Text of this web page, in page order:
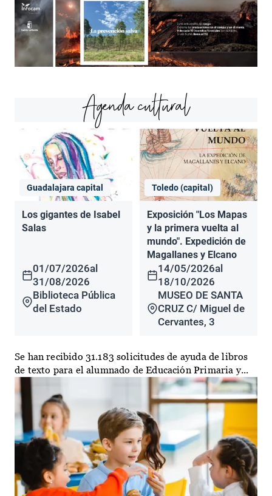
Agenda cultural
Guadalajara capital
Los gigantes de Isabel
Salas
01/07/2026al
31/08/2026
Biblioteca Pública
del Estado
Toledo (capital)
Exposición "Los Mapas
y la primera vuelta al
mundo". Expedición de
Magallanes y Elcano
14/05/2026al
18/10/2026
MUSEO DE SANTA
CRUZ C/ Miguel de
Cervantes, 3
Se han recibido 31.183 solicitudes de ayuda de libros
de texto para el alumnado de Educación Primaria y...